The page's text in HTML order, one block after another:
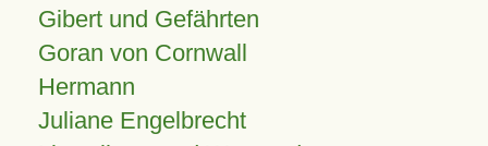
Gibert und Gefährten
Goran von Cornwall
Hermann
Juliane Engelbrecht